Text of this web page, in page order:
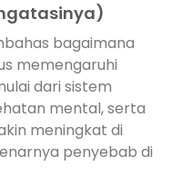
bagaimana
memengaruhi
dari sistem
mental, serta
meningkat di
penyebab di